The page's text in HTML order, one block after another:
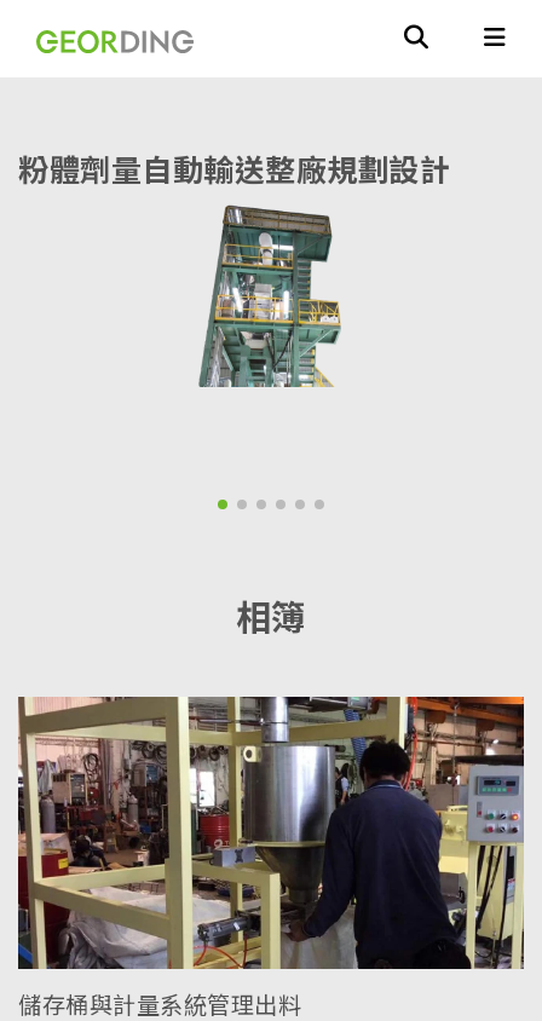
粉體劑量自動輸送整廠規劃設計
相簿
儲存桶與計量系統管理出料